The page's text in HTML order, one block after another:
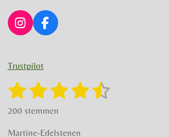
I
n
a
g
r
a
F
a
k
Trustpilot
R
t
1
s
t
2
s
t
3
s
t
4
t
5
200 stemmen
Martine-Edelstenen